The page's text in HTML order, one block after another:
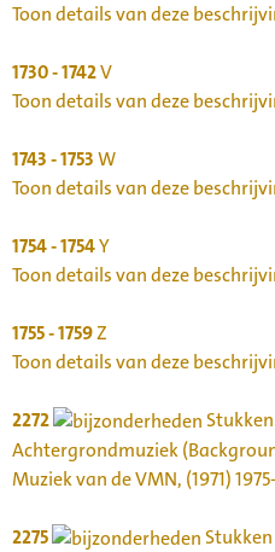
Toon details van deze
1730 - 1742V
Toon details van deze
1743 - 1753W
Toon details van deze
1754 - 1754Y
Toon details van deze
1755 - 1759Z
Toon details van deze
2272
Achtergrondmuziek
Muziek van de VMN, (1971)
2275